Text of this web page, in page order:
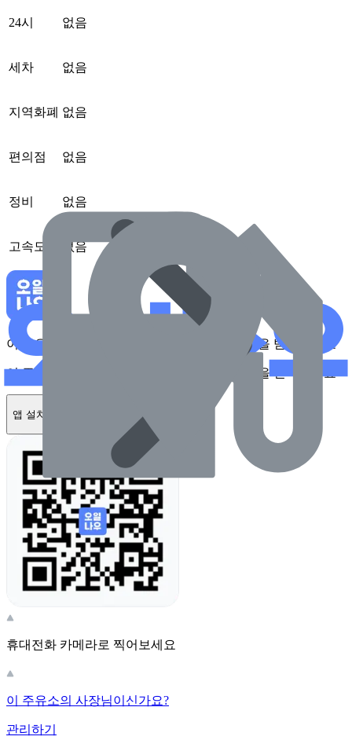
24시 없음
세차 없음
지역화폐 없음
편의점 없음
정비 없음
고속도로 없음
이 주유소를 앱에서 확인하고 최대 1만원 혜택을 받아보세요
이 주유소를 앱에서 확인하고 최대 1만원 혜택을 받아보세요
앱 설치하기
휴대전화 카메라로 찍어보세요
이 주유소의 사장님이신가요?
관리하기